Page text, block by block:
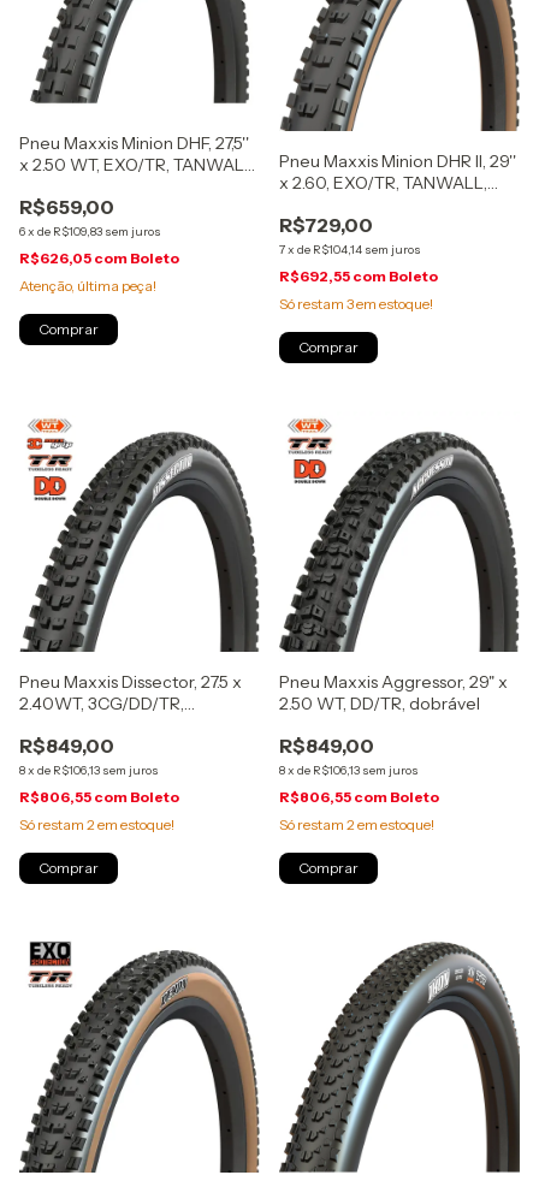
Pneu Maxxis Minion DHF, 27,5''
x 2.50 WT, EXO/TR, TANWALL,
R$659,00
6x de R$109,83 sem juros
R$626,05 com Boleto
Atenção, última peça!
Pneu Maxxis Minion DHR II, 29''
x 2.60, EXO/TR, TANWALL,
R$729,00
7x de R$104,14 sem juros
R$692,55 com Boleto
Só restam 3em estoque!
Pneu Maxxis Dissector, 27.5 x
2.40WT, 3CG/DD/TR,
R$849,00
8x de R$106,13 sem juros
R$806,55 com Boleto
Só restam 2 em estoque!
Pneu Maxxis Aggressor, 29" x
2.50 WT, DD/TR, dobrável
R$849,00
8x de R$106,13 sem juros
R$806,55 com Boleto
Só restam 2 em estoque!